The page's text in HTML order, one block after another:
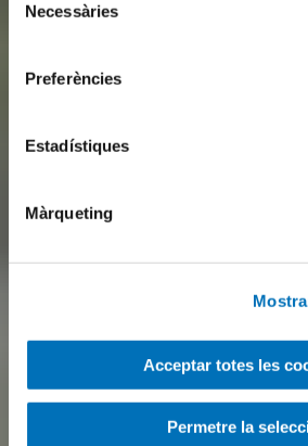
Necessàries
Preferències
Estadístiques
Màrqueting
Acceptar totes les
Permetre la